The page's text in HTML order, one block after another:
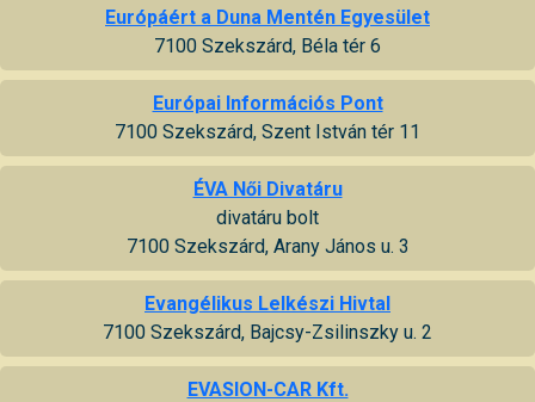
Európáért a Duna Mentén Egyesület
7100 Szekszárd, Béla tér 6
Európai Információs Pont
7100 Szekszárd, Szent István tér 11
ÉVA Női Divatáru
divatáru bolt
7100 Szekszárd, Arany János u. 3
Evangélikus Lelkészi Hivtal
7100 Szekszárd, Bajcsy-Zsilinszky u. 2
EVASION-CAR Kft.